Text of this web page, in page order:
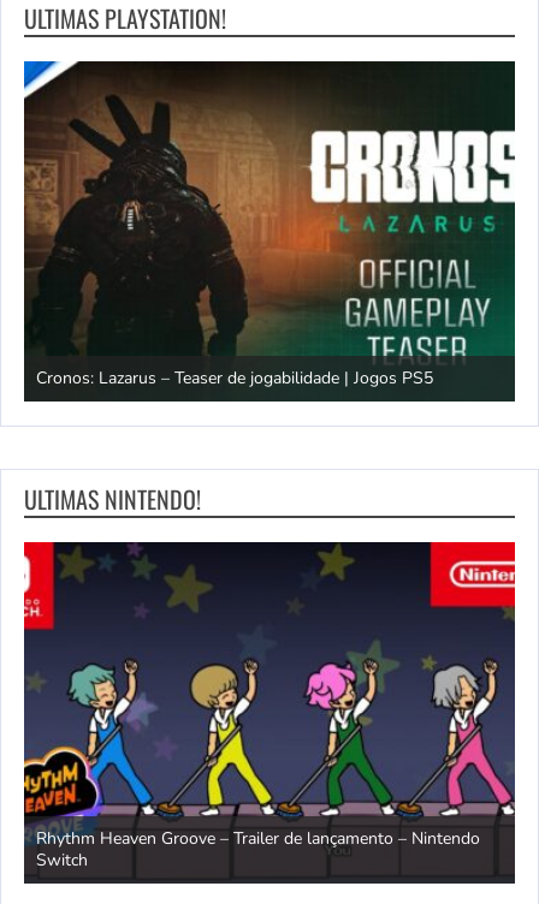
ULTIMAS PLAYSTATION!
Cronos: Lazarus – Teaser de jogabilidade | Jogos PS5
ULTIMAS NINTENDO!
Rhythm Heaven Groove – Trailer de lançamento – Nintendo
Switch